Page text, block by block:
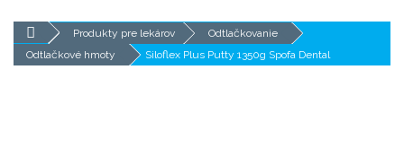
Produkty pre lekárov
Odtlačkovanie
Odtlačkové hmoty
Siloflex Plus Putty 1350g Spofa Dental